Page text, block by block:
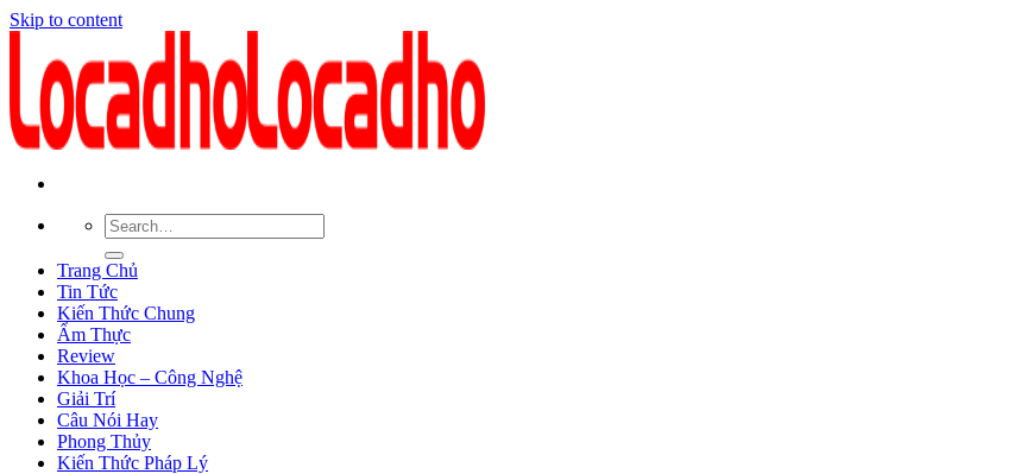
Skip to content
Trang Chủ
Tin Tức
Kiến Thức Chung
Ẩm Thực
Review
Khoa Học – Công Nghệ
Giải Trí
Câu Nói Hay
Phong Thủy
Kiến Thức Pháp Lý